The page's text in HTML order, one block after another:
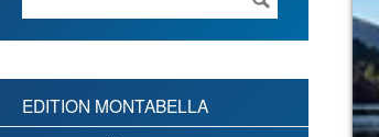
EDITION MONTABELLA